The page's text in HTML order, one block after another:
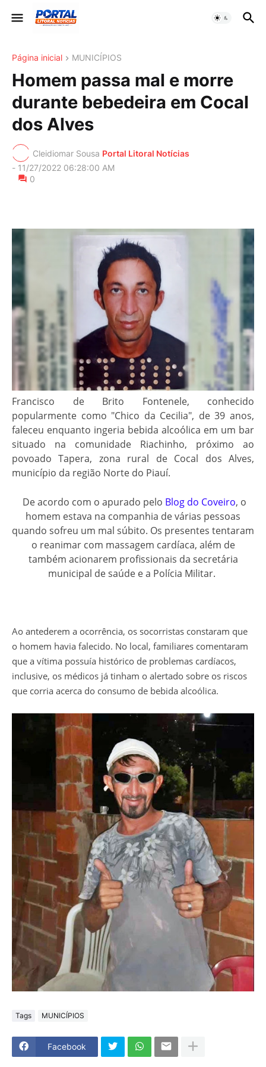
Página inicial MUNICÍPIOS
Homem passa mal e morre
durante bebedeira em Cocal
dos Alves
Cleidiomar Sousa Portal Litoral Notícias
- 11/27/2022 06:28:00 AM
0
Francisco de Brito Fontenele, conhecido
popularmente como "Chico da Cecilia", de 39 anos,
faleceu enquanto ingeria bebida alcoólica em um bar
situado na comunidade Riachinho, próximo ao
povoado Tapera, zona rural de Cocal dos Alves,
município da região Norte do Piauí.
De acordo com o apurado pelo Blog do Coveiro, o
homem estava na companhia de várias pessoas
quando sofreu um mal súbito. Os presentes tentaram
o reanimar com massagem cardíaca, além de
também acionarem profissionais da secretária
municipal de saúde e a Polícia Militar.
Ao antederem a ocorrência, os socorristas constaram que
o homem havia falecido. No local, familiares comentaram
que a vítima possuía histórico de problemas cardíacos,
inclusive, os médicos já tinham o alertado sobre os riscos
que corria acerca do consumo de bebida alcoólica.
Tags MUNICÍPIOS
Facebook